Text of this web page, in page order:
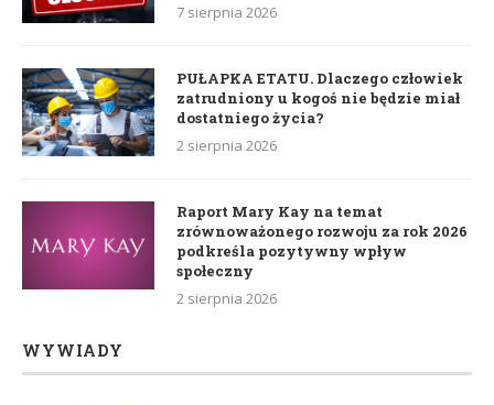
7 sierpnia 2026
PUŁAPKA ETATU. Dlaczego człowiek
zatrudniony u kogoś nie będzie miał
dostatniego życia?
2 sierpnia 2026
Raport Mary Kay na temat
zrównoważonego rozwoju za rok 2026
podkreśla pozytywny wpływ
społeczny
2 sierpnia 2026
WYWIADY